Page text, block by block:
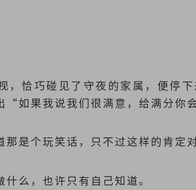
，恰巧碰见了守夜的家属，便停
“如果我说我们很满意，给满分你
那是个玩笑话，只不过这样的肯定
么，也许只有自己知道。